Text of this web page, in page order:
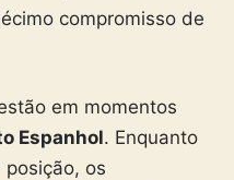
compromisso de
em momentos
Espanhol. Enquanto
posição, os